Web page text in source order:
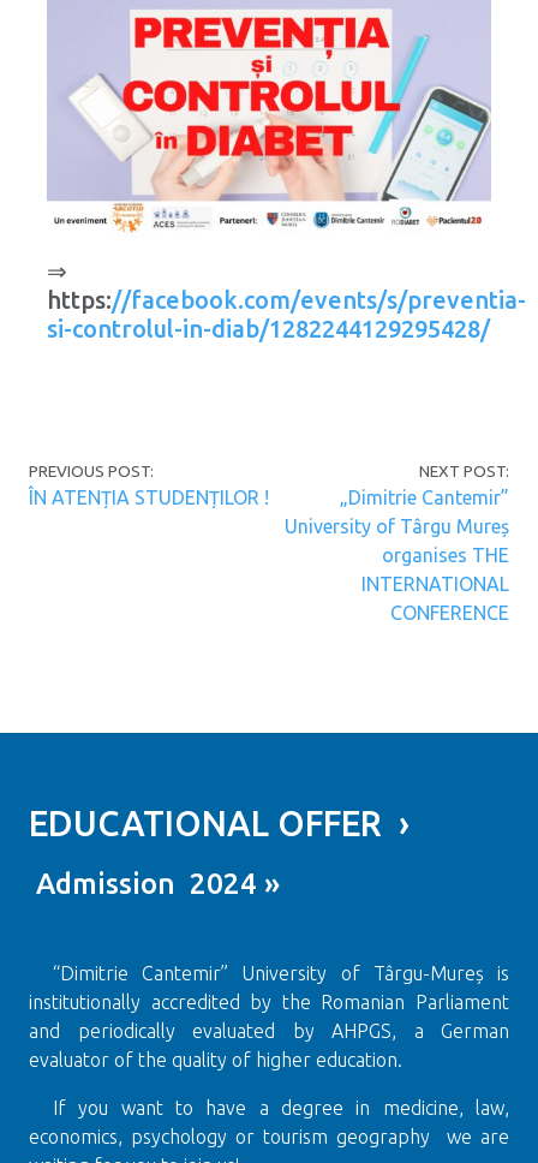
⇒
https://facebook.com/events/s/preventia-
si-controlul-in-diab/1282244129295428/
PREVIOUS POST:
ÎN ATENȚIA STUDENȚILOR !
NEXT POST:
„Dimitrie Cantemir”
University of Târgu Mureș
organises THE
INTERNATIONAL
CONFERENCE
EDUCATIONAL OFFER ›
Admission 2024 »
“Dimitrie Cantemir” University of Târgu-Mureș is
institutionally accredited by the Romanian Parliament
and periodically evaluated by AHPGS, a German
evaluator of the quality of higher education.
If you want to have a degree in medicine, law,
economics, psychology or tourism geography we are